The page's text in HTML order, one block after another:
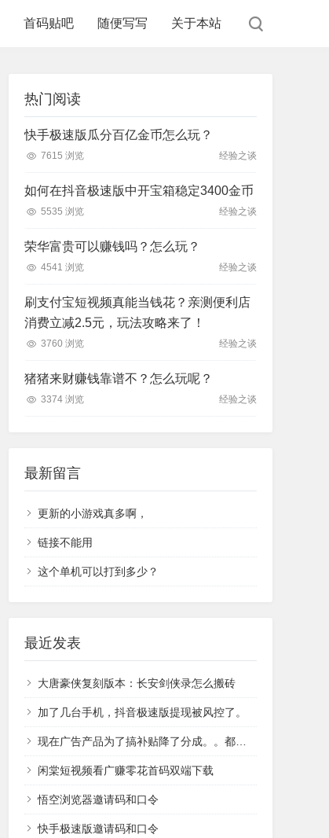
首码贴吧 随便写写 关于本站
热门阅读
快手极速版瓜分百亿金币怎么玩？
7615 浏览 经验之谈
如何在抖音极速版中开宝箱稳定3400金币
5535 浏览 经验之谈
荣华富贵可以赚钱吗？怎么玩？
4541 浏览 经验之谈
刷支付宝短视频真能当钱花？亲测便利店
消费立减2.5元，玩法攻略来了！
3760 浏览 经验之谈
猪猪来财赚钱靠谱不？怎么玩呢？
3374 浏览 经验之谈
最新留言
更新的小游戏真多啊，
链接不能用
这个单机可以打到多少？
最近发表
大唐豪侠复刻版本：长安剑侠录怎么搬砖
加了几台手机，抖音极速版提现被风控了。
现在广告产品为了搞补贴降了分成。。都不想分享这类产品了
闲棠短视频看广赚零花首码双端下载
悟空浏览器邀请码和口令
快手极速版邀请码和口令